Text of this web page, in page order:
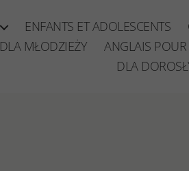
ENFANTS ET ADOLESCENTS
DLA MŁODZIEŻY ANGLAIS POUR
DLA